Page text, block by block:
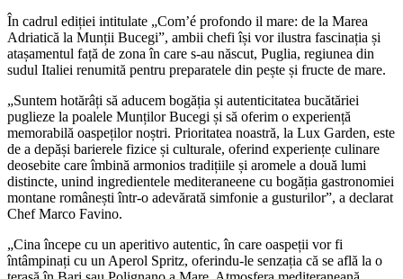
În cadrul ediției intitulate „Com’é profondo il mare: de la Marea
Adriatică la Munții Bucegi”, ambii chefi își vor ilustra fascinația și
atașamentul față de zona în care s-au născut, Puglia, regiunea din
sudul Italiei renumită pentru preparatele din pește și fructe de mare.
„Suntem hotărâți să aducem bogăția și autenticitatea bucătăriei
puglieze la poalele Munților Bucegi și să oferim o experiență
memorabilă oaspeților noștri. Prioritatea noastră, la Lux Garden, este
de a depăși barierele fizice și culturale, oferind experiențe culinare
deosebite care îmbină armonios tradițiile și aromele a două lumi
distincte, unind ingredientele mediteraneene cu bogăția gastronomiei
montane românești într-o adevărată simfonie a gusturilor”, a declarat
Chef Marco Favino.
„Cina începe cu un aperitivo autentic, în care oaspeții vor fi
întâmpinați cu un Aperol Spritz, oferindu-le senzația că se află la o